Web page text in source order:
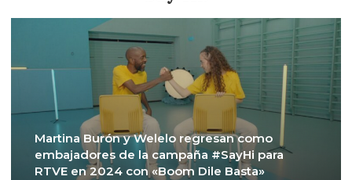
Martina Burón y Welelo regresan como
embajadores de la campaña #SayHi para
RTVE en 2024 con «Boom Dile Basta»